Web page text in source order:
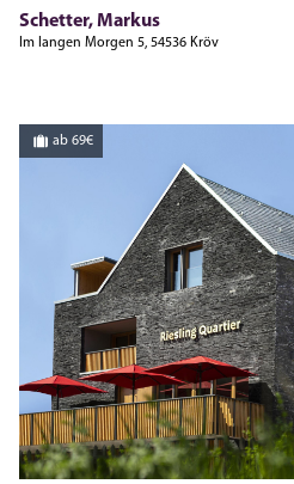
Schetter, Markus
Im langen Morgen 5, 54536 Kröv
ab 69€